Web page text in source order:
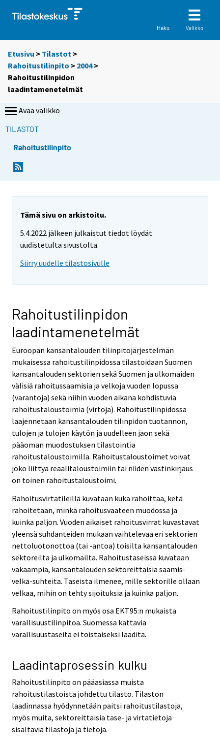
Haku Valikko
Etusivu > Tilastot >
Rahoitustilinpito > 2004>
Rahoitustilinpidon
laadintamenetelmät
Avaa valikko
TILASTOT
Rahoitustilinpito
Tämä sivu on arkistoitu.
5.4.2022 jälkeen julkaistut tiedot löydät
uudistetulta sivustolta.
Siirry uudelle tilastosivulle
Rahoitustilinpidon
laadintamenetelmät
Euroopan kansantalouden tilinpitojärjestelmän
mukaisessa rahoitustilinpidossa tilastoidaan Suomen
kansantalouden sektorien sekä Suomen ja ulkomaiden
välisiä rahoitussaamisia ja velkoja vuoden lopussa
(varantoja) sekä niihin vuoden aikana kohdistuvia
rahoitustaloustoimia (virtoja). Rahoitustilinpidossa
laajennetaan kansantalouden tilinpidon tuotannon,
tulojen ja tulojen käytön ja uudelleen jaon sekä
pääoman muodostuksen tilastointia
rahoitustaloustoimilla. Rahoitustaloustoimet voivat
joko liittyä reaalitaloustoimiin tai niiden vastinkirjaus
on toinen rahoitustaloustoimi.
Rahoitusvirtatileillä kuvataan kuka rahoittaa, ketä
rahoitetaan, minkä rahoitusvaateen muodossa ja
kuinka paljon. Vuoden aikaiset rahoitusvirrat kuvastavat
yleensä suhdanteiden mukaan vaihtelevaa eri sektorien
nettoluotonottoa (tai -antoa) toisilta kansantalouden
sektoreilta ja ulkomailta. Rahoitustaseissa kuvataan
vakaampia, kansantalouden sektoreittaisia saamis-
velka-suhteita. Taseista ilmenee, mille sektorille ollaan
velkaa, mihin on tehty sijoituksia ja kuinka paljon.
Rahoitustilinpito on myös osa EKT95:n mukaista
varallisuustilinpitoa. Suomessa kattavia
varallisuustaseita ei toistaiseksi laadita.
Laadintaprosessin kulku
Rahoitustilinpito on pääasiassa muista
rahoitustilastoista johdettu tilasto. Tilaston
laadinnassa hyödynnetään paitsi rahoitustilastoja,
myös muita, sektoreittaisia tase- ja virtatietoja
sisältäviä tilastoja ja tietoja.